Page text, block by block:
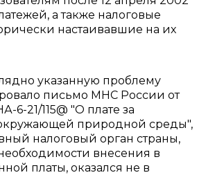
а также налоговые
настаивавшие на их
указанную проблему
письмо МНС России от
6-21/115@ "О плате за
природной среды",
налоговый орган страны,
внесения в
платы, оказался не в